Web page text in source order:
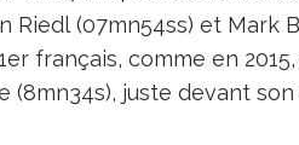
Riedl (07mn54ss) et
français, comme en
(8mn34s), juste devant